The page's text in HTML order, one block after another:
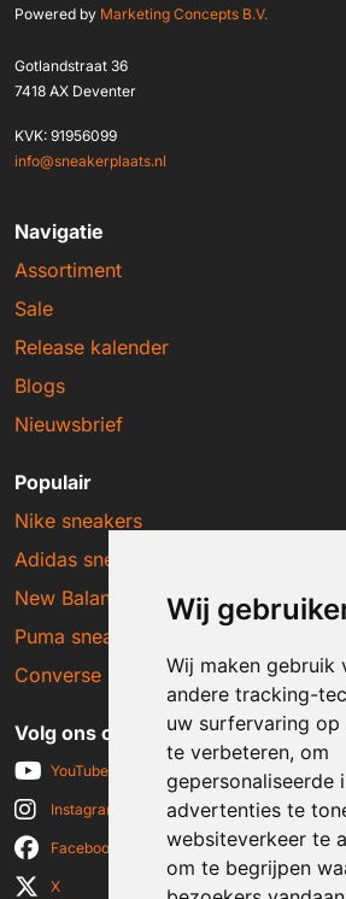
Wij
Wij maken gebruik
andere tracking-
uw surfervaring
te verbeteren, om
gepersonaliseerde
advertenties te
websiteverkeer te
om te begrijpen
Powered by Marketing Concepts B.V.
Gotlandstraat 36
7418 AX Deventer
KVK: 91956099
info@sneakerplaats.nl
Navigatie
Assortiment
Sale
Release kalender
Blogs
Nieuwsbrief
Populair
Nike sneakers
Adidas sneakers
New Balance sneakers
Puma sneakers
Converse sneakers
Volg ons op social media
YouTube
Instagram
Facebook
X